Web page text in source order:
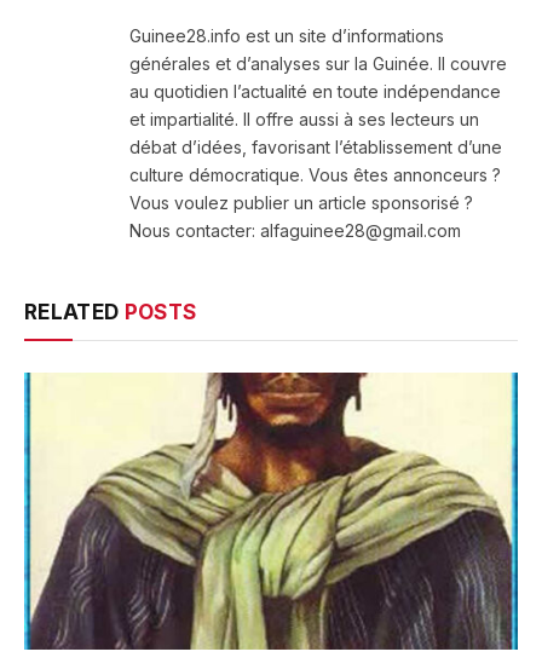
Guinee28.info est un site d’informations
générales et d’analyses sur la Guinée. Il couvre
au quotidien l’actualité en toute indépendance
et impartialité. Il offre aussi à ses lecteurs un
débat d’idées, favorisant l’établissement d’une
culture démocratique. Vous êtes annonceurs ?
Vous voulez publier un article sponsorisé ?
Nous contacter: alfaguinee28@gmail.com
RELATED POSTS